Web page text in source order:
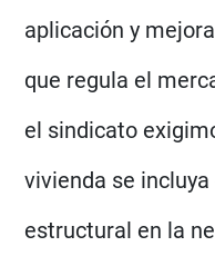
aplicación y
que regula el
el sindicato
vivienda se
estructural en la